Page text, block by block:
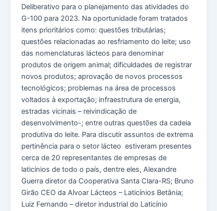
Deliberativo para o planejamento das atividades do
G-100 para 2023. Na oportunidade foram tratados
itens prioritários como: questões tributárias;
questões relacionadas ao resfriamento do leite; uso
das nomenclaturas lácteos para denominar
produtos de origem animal; dificuldades de registrar
novos produtos; aprovação de novos processos
tecnológicos; problemas na área de processos
voltados à exportação; infraestrutura de energia,
estradas vicinais – reivindicação de
desenvolvimento-; entre outras questões da cadeia
produtiva do leite. Para discutir assuntos de extrema
pertinência para o setor lácteo estiveram presentes
cerca de 20 representantes de empresas de
laticínios de todo o país, dentre eles, Alexandre
Guerra diretor da Cooperativa Santa Clara-RS; Bruno
Girão CEO da Alvoar Lácteos – Laticínios Betânia;
Luiz Fernando – diretor industrial do Laticínio